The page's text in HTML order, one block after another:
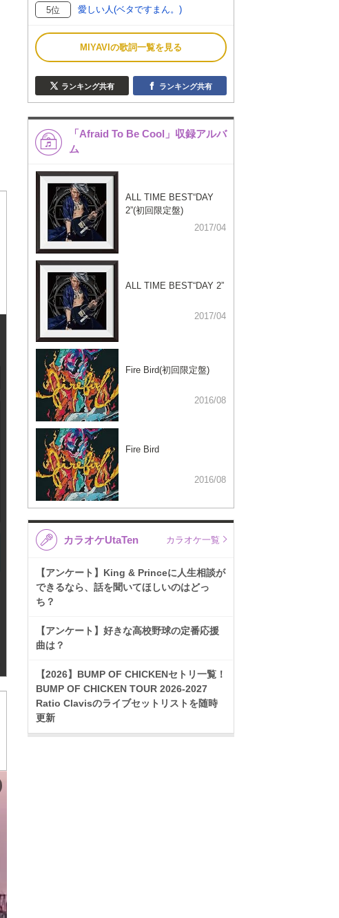
5位 愛しい人(ベタですまん。)
MIYAVIの歌詞一覧を見る
ランキング共有 ランキング共有
「Afraid To Be Cool」収録アルバ
ム
ALL TIME BEST“DAY
2”(初回限定盤)
2017/04
ALL TIME BEST“DAY 2”
2017/04
Fire Bird(初回限定盤)
2016/08
Fire Bird
2016/08
カラオケUtaTen カラオケ一覧
【アンケート】King & Princeに人生相談が
できるなら、話を聞いてほしいのはどっ
ち？
【アンケート】好きな高校野球の定番応援
曲は？
【2026】BUMP OF CHICKENセトリ一覧！
BUMP OF CHICKEN TOUR 2026-2027
Ratio Clavisのライブセットリストを随時
更新